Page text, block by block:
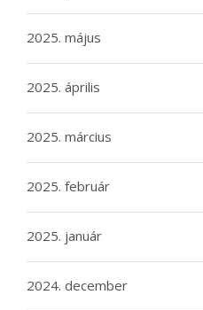
2025. május
2025. április
2025. március
2025. február
2025. január
2024. december